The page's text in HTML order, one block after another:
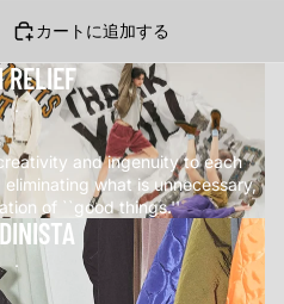
カートに追加する
RELIEF
.
and ingenuity to each
what is unnecessary,
of ``good things.''
.